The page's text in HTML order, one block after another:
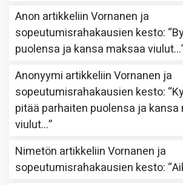
Anon artikkeliinVornanen ja
sopeutumisrahakausien kesto: “
puolensa ja kansa maksaa viulut…
Anonyymi artikkeliinVornanen ja
sopeutumisrahakausien kesto: “
pitää parhaiten puolensa ja kansa
viulut…”
Nimetön artikkeliinVornanen ja
sopeutumisrahakausien kesto: “